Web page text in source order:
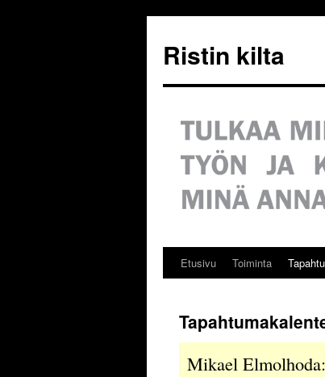
Ristin kilta
Etusivu Toiminta
Mikael